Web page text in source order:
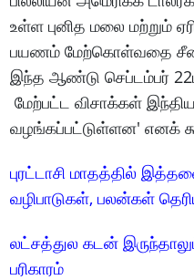
உள்ள புனித மலை மற்றும்
பயணம் மேற்கொள்வதை
இந்த ஆண்டு செப்டம்பர்
மேற்பட்ட விசாக்கள் இந்திய
வழங்கப்பட்டுள்ளன' எனக்
புரட்டாசி மாதத்தில்
வழிபாடுகள், பலன்கள்
லட்சத்துல கடன்
பரிகாரம்